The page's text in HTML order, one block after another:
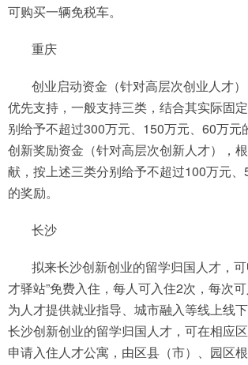
可购买一辆免税车。
重庆
创业启动资金（针对高层次创业人才）
优先支持，一般支持三类，结合其实际固
别给予不超过300万元、150万元、60万元
创新奖励资金（针对高层次创新人才），
献，按上述三类分别给予不超过100万元
的奖励。
长沙
拟来长沙创新创业的留学归国人才，
才驿站”免费入住，每人可入住2次，每次
为人才提供就业指导、城市融入等线上线
长沙创新创业的留学归国人才，可在相应
申请入住人才公寓，由区县（市）、园区